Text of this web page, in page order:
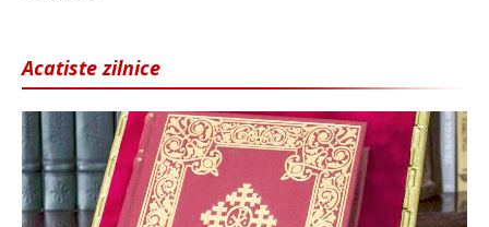
Acatiste zilnice